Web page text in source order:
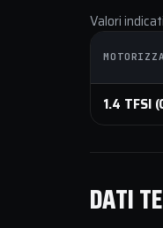
Valori
1.4 TFSI
DATI